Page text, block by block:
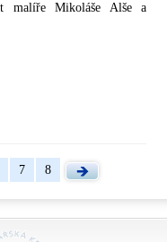
malíře Mikoláše Alše a
7 8